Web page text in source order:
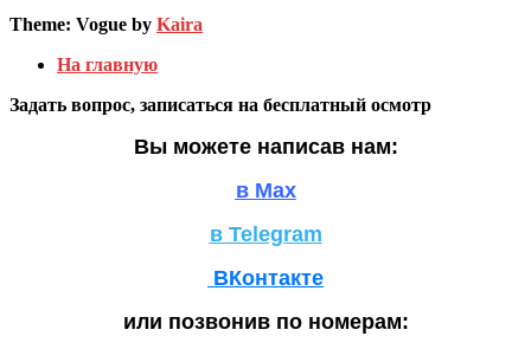
Theme: Vogue by Kaira
На главную
Задать вопрос, записаться на бесплатный осмотр
Вы можете написав нам:
в Max
в Telegram
ВКонтакте
или позвонив по номерам: